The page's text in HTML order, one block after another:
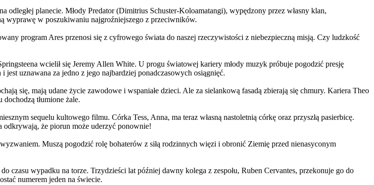
planecie. Młody Predator (Dimitrius Schuster-Koloamatangi), wypędzony przez własny klan,
wyprawę w poszukiwaniu najgroźniejszego z przeciwników.
program Ares przenosi się z cyfrowego świata do naszej rzeczywistości z niebezpieczną misją. Czy ludzkość
wcielił się Jeremy Allen White. U progu światowej kariery młody muzyk próbuje pogodzić presję
jest uznawana za jedno z jego najbardziej ponadczasowych osiągnięć.
się, mają udane życie zawodowe i wspaniałe dzieci. Ale za sielankową fasadą zbierają się chmury. Kariera Theo
tłumione żale.
sequelu kultowego filmu. Córka Tess, Anna, ma teraz własną nastoletnią córkę oraz przyszłą pasierbicę.
odkrywają, że piorun może uderzyć ponownie!
Muszą pogodzić rolę bohaterów z siłą rodzinnych więzi i obronić Ziemię przed nienasyconym
wypadku na torze. Trzydzieści lat później dawny kolega z zespołu, Ruben Cervantes, przekonuje go do
numerem jeden na świecie.